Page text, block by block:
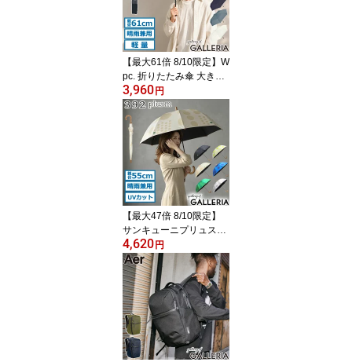
触冷感 おしゃれ 3WAY U
Vカット接触冷感3wayシ
ョール W206-001-103
【最大61倍 8/10限定】W
pc. 折りたたみ傘 大きい
軽量 メンズ レディース
丈夫 ダブリュピーシー
傘 日傘 折りたたみ 折り
畳み傘 雨傘 晴雨兼用 UV
カット 折り畳み 大判 Wp
c classic AIR-LIGHT ラー
ジフォールディング アン
ブレラ CS008-001-002
3,960 円
【最大47倍 8/10限定】
サンキューニプリュスエ
ム 傘 レディース ブラン
ド 392plusm 長傘 軽量
軽い 丈夫 晴雨兼用傘 日
傘 雨傘 遮光 遮熱 UVカ
ット 手開き 大人 女性 可
愛い かわいい カラー 水
玉 親骨55cm maru UV p
arasol Q270
4,620 円